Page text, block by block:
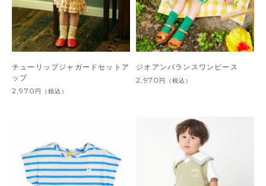
チューリップジャガードセットア
ップ
2,970 円 （税込）
ジオアンバランスワンピース
2,970 円 （税込）